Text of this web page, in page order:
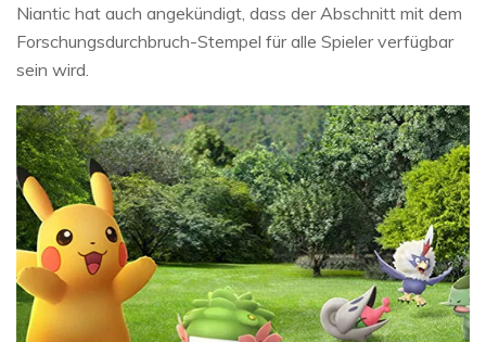
Niantic hat auch angekündigt, dass der Abschnitt mit dem
Forschungsdurchbruch-Stempel für alle Spieler verfügbar
sein wird.